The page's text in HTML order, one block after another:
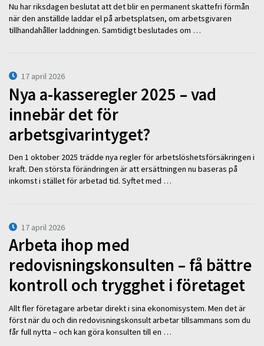
Nu har riksdagen beslutat att det blir en permanent skattefri förmån
när den anställde laddar el på arbetsplatsen, om arbetsgivaren
tillhandahåller laddningen. Samtidigt beslutades om …
17 april 2026
Nya a-kasseregler 2025 – vad
innebär det för
arbetsgivarintyget?
Den 1 oktober 2025 trädde nya regler för arbetslöshetsförsäkringen i
kraft. Den största förändringen är att ersättningen nu baseras på
inkomst i stället för arbetad tid. Syftet med …
17 april 2026
Arbeta ihop med
redovisningskonsulten – få bättre
kontroll och trygghet i företaget
Allt fler företagare arbetar direkt i sina ekonomisystem. Men det är
först när du och din redovisningskonsult arbetar tillsammans som du
får full nytta – och kan göra konsulten till en …